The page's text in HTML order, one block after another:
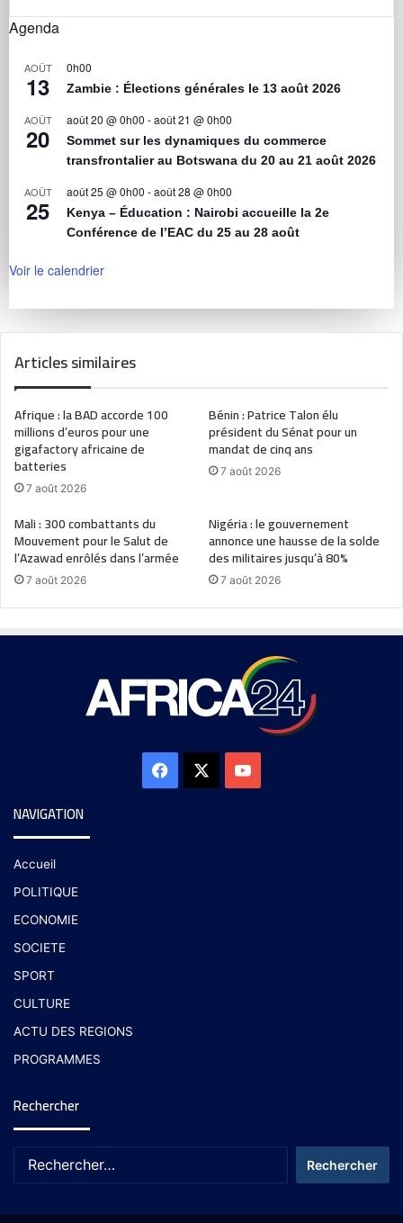
Agenda
AOÛT
13
0h00
Zambie : Élections générales le 13 août 2026
AOÛT
20
août 20 @ 0h00 -août 21 @ 0h00
Sommet sur les dynamiques du commerce
transfrontalier au Botswana du 20 au 21 août 2026
AOÛT
25
août 25 @ 0h00 -août 28 @ 0h00
Kenya – Éducation : Nairobi accueille la 2e
Conférence de l’EAC du 25 au 28 août
Voir le calendrier
Articles similaires
Afrique : la BAD accorde 100
millions d’euros pour une
gigafactory africaine de
batteries
7 août 2026
Bénin : Patrice Talon élu
président du Sénat pour un
mandat de cinq ans
7 août 2026
Mali : 300 combattants du
Mouvement pour le Salut de
l’Azawad enrôlés dans l’armée
7 août 2026
Nigéria : le gouvernement
annonce une hausse de la solde
des militaires jusqu’à 80%
7 août 2026
NAVIGATION
Accueil
POLITIQUE
ECONOMIE
SOCIETE
SPORT
CULTURE
ACTU DES REGIONS
PROGRAMMES
Rechercher